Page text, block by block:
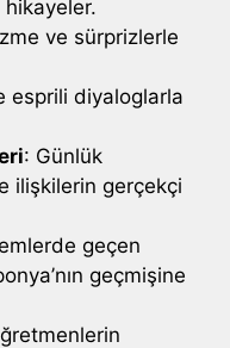
ve sürprizlerle
esprili diyaloglarla
: Günlük
ilişkilerin gerçekçi
geçen
geçmişine